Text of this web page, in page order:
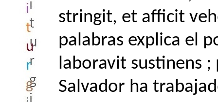
stringit, et afficit
palabras explica el
laboravit sustinens
Salvador ha